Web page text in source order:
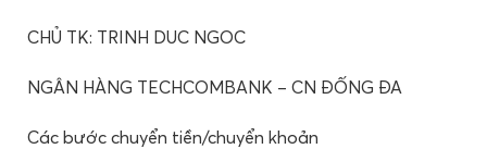
CHỦ TK: TRINH DUC NGOC
NGÂN HÀNG TECHCOMBANK – CN ĐỐNG ĐA
Các bước chuyển tiền/chuyển khoản